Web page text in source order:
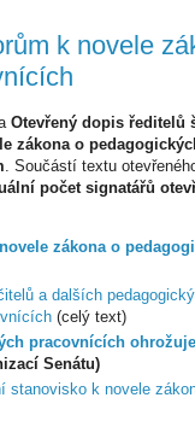
k novele
Otevřený dopis ředitelů
zákona o
. Součástí textu
počet signatářů
zákona o
a dalších
(celý text)
pracovnících
Senátu)
stanovisko k novele